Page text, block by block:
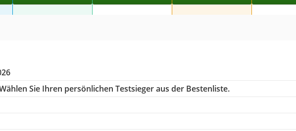
Sie Ihren persönlichen Testsieger aus der Bestenliste.